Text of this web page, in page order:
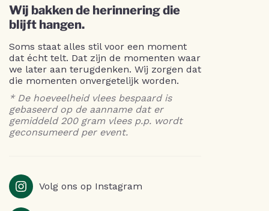
Wij bakken de herinnering die
blijft hangen.
Soms staat alles stil voor een moment
dat écht telt. Dat zijn de momenten waar
we later aan terugdenken. Wij zorgen dat
die momenten onvergetelijk worden.
* De hoeveelheid vlees bespaard is
gebaseerd op de aanname dat er
gemiddeld 200 gram vlees p.p. wordt
geconsumeerd per event.
Volg ons op Instagram